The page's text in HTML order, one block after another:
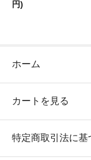
円)
ホーム
カートを見る
特定商取引法に基